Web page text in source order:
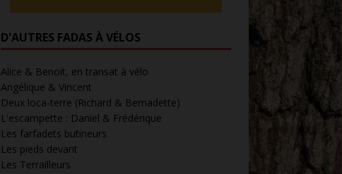
D'AUTRES FADAS À VÉLOS
Alice & Benoit, en transat à vélo
Angélique & Vincent
Deux loca-terre (Richard & Bernadette)
L'escampette : Daniel & Frédérique
Les farfadets butineurs
Les pieds devant
Les Terrailleurs